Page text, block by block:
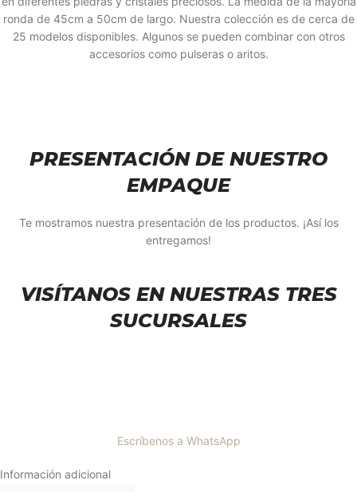
ronda de 45cm a 50cm de largo. Nuestra colección es de cerca de
25 modelos disponibles. Algunos se pueden combinar con otros
accesorios como pulseras o aritos.
PRESENTACIÓN DE NUESTRO
EMPAQUE
Te mostramos nuestra presentación de los productos. ¡Así los
entregamos!
VISÍTANOS EN NUESTRAS TRES
SUCURSALES
Escríbenos a WhatsApp
Información adicional